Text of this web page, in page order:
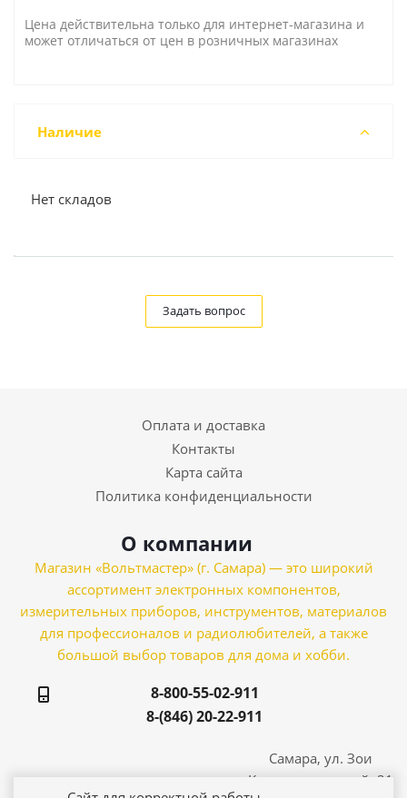
Цена действительна только для интернет-магазина и
может отличаться от цен в розничных магазинах
Наличие
Нет складов
Задать вопрос
Оплата и доставка
Контакты
Карта сайта
Политика конфиденциальности
О компании
Магазин «Вольтмастер» (г. Самара) — это широкий
ассортимент электронных компонентов,
измерительных приборов, инструментов, материалов
для профессионалов и радиолюбителей, а также
большой выбор товаров для дома и хобби.
8-800-55-02-911
8-(846) 20-22-911
Самара, ул. Зои
Космодемьянской, 21